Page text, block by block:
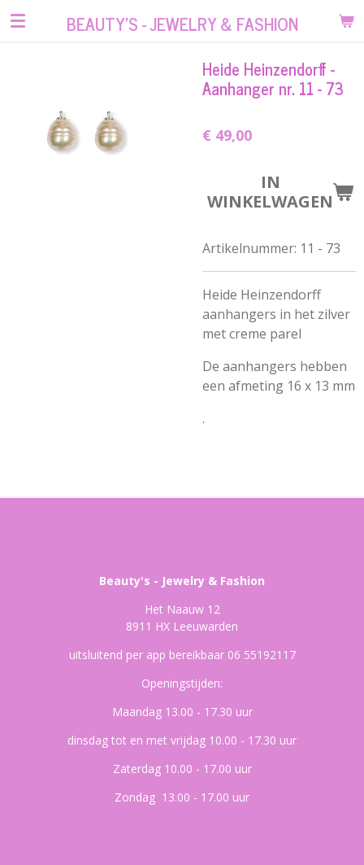
Ga
BEAUTY'S - JEWELRY & FASHION
Heide Heinzendorff -
Aanhanger nr. 11 - 73
€ 49,00
IN
WINKELWAGEN
Artikelnummer: 11 - 73
Heide Heinzendorff
aanhangers in het zilver
met creme parel
De aanhangers hebben
een afmeting 16 x 13 mm
.
Beauty's - Jewelry & Fashion
Het Naauw 12
8911 HX Leeuwarden
uitsluitend per app bereikbaar 06 55192117
Openingstijden:
Maandag 13.00 - 17.30 uur
dinsdag tot en met vrijdag 10.00 - 17.30 uur
Zaterdag 10.00 - 17.00 uur
Zondag 13.00 - 17.00 uur